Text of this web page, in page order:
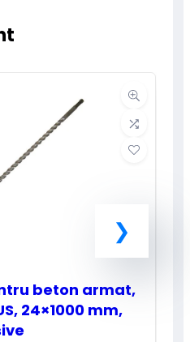
beton armat,
24×1000 mm,